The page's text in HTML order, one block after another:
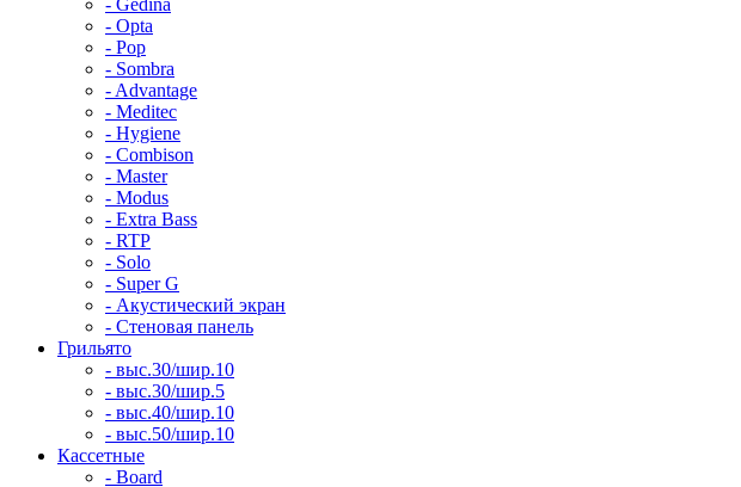
- Opta
- Pop
- Sombra
- Advantage
- Meditec
- Hygiene
- Combison
- Master
- Modus
- Extra Bass
- RTP
- Solo
- Super G
- Акустический экран
- Стеновая панель
Грильято
- выс.30/шир.10
- выс.30/шир.5
- выс.40/шир.10
- выс.50/шир.10
Кассетные
- Board